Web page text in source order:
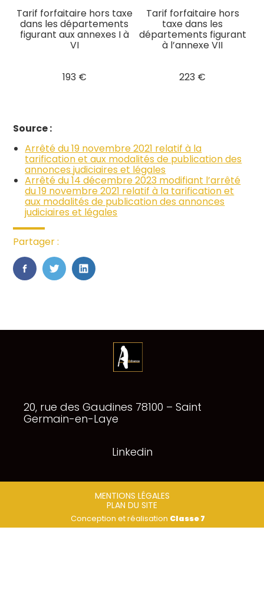
Tarif forfaitaire hors taxe
dans les départements
figurant aux annexes I à
VI
Tarif forfaitaire hors
taxe dans les
départements figurant
à l’annexe VII
193 € 223 €
Source :
Arrêté du 19 novembre 2021 relatif à la
tarification et aux modalités de publication des
annonces judiciaires et légales
Arrêté du 14 décembre 2023 modifiant l’arrêté
du 19 novembre 2021 relatif à la tarification et
aux modalités de publication des annonces
judiciaires et légales
Partager :
FaceBook
TwitterLinkedIn
Principale
20, rue des Gaudines 78100 – Saint
Germain-en-Laye
Linkedin
MENTIONS LÉGALES
PLAN DU SITE
Conception et réalisation Classe 7